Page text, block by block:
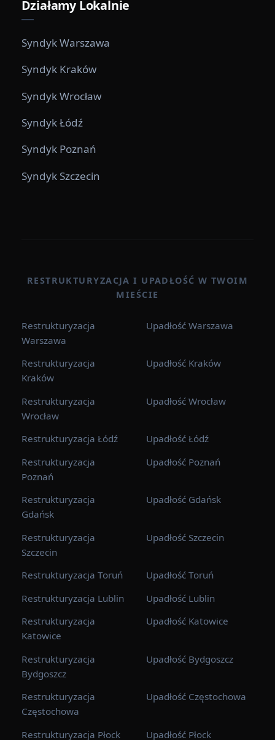
Działamy Lokalnie
Syndyk Warszawa
Syndyk Kraków
Syndyk Wrocław
Syndyk Łódź
Syndyk Poznań
Syndyk Szczecin
RESTRUKTURYZACJA I UPADŁOŚĆ W TWOIM
MIEŚCIE
Restrukturyzacja
Warszawa
Upadłość Warszawa
Restrukturyzacja
Kraków
Upadłość Kraków
Restrukturyzacja
Wrocław
Upadłość Wrocław
Restrukturyzacja Łódź
Upadłość Łódź
Restrukturyzacja
Poznań
Upadłość Poznań
Restrukturyzacja
Gdańsk
Upadłość Gdańsk
Restrukturyzacja
Szczecin
Upadłość Szczecin
Restrukturyzacja Toruń
Upadłość Toruń
Restrukturyzacja Lublin
Upadłość Lublin
Restrukturyzacja
Katowice
Upadłość Katowice
Restrukturyzacja
Bydgoszcz
Upadłość Bydgoszcz
Restrukturyzacja
Częstochowa
Upadłość Częstochowa
Restrukturyzacja Płock Upadłość Płock